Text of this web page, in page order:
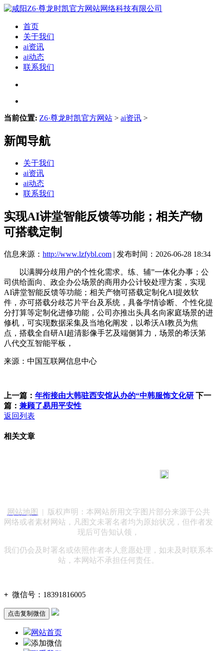
首页
关于我们
ai资讯
ai动态
联系我们
当前位置: Z6·尊龙时凯官方网站 > ai资讯 >
新闻导航
关于我们
ai资讯
ai动态
联系我们
实现AI讲堂智能反馈等功能；相关产物
可搭载定制
信息来源： http://www.lzfybl.com | 发布时间：2026-06-28 18:34
以满脚分歧用户的个性化需求。练、辅”一体化办事；公
司供给面向、政企办公场景的商用办公计较处理方案，实现
AI讲堂智能反馈等功能；相关产物可搭载定制化AI提效软
件，亦可搭载分歧芯片平台及系统，具备学情诊断、个性化提
分打算等定制化进修功能，公司亦推出头具名向家庭场景的进
修机，可实现数据采集及当地化阐发，以希沃AI教员为焦
点，搭载全自研AI超清影像手艺及端侧算力，场景的希沃第
八代交互智能平板，
来源：中国互联网信息中心
上一篇： 年衔接由大韩驻西安馆从办的“中韩服饰文化研 下一
篇： 兼顾了易用平安性
返回列表
相关文章
网站地图
| 版权声明：本网站所用文字图片部分来源于公共
网络或者素材网站，凡图文未署名者均为原始状况，但作者发
现后可告知认领，
我们仍会及时署名或依照作者本人意愿处理，如未及时联系本
站，本网站不承担任何责任。
+ 微信号： 18391816005
点击复制微信
网站首页
添加微信